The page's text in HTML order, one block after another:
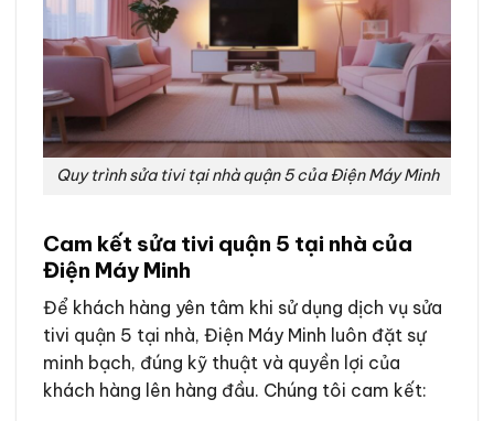
Quy trình sửa tivi tại nhà quận 5 của Điện Máy Minh
Cam kết sửa tivi quận 5 tại nhà của
Điện Máy Minh
Để khách hàng yên tâm khi sử dụng dịch vụ sửa
tivi quận 5 tại nhà, Điện Máy Minh luôn đặt sự
minh bạch, đúng kỹ thuật và quyền lợi của
khách hàng lên hàng đầu. Chúng tôi cam kết: